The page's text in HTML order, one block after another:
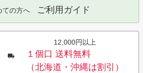
ての方へ ご利用ガイド
12,000円以上
１個口 送料無料
（北海道・沖縄は割引）